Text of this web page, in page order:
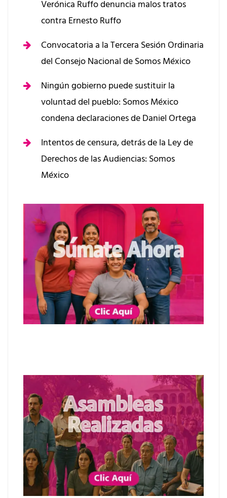
Verónica Ruffo denuncia malos tratos
contra Ernesto Ruffo
Convocatoria a la Tercera Sesión Ordinaria
del Consejo Nacional de Somos México
Ningún gobierno puede sustituir la
voluntad del pueblo: Somos México
condena declaraciones de Daniel Ortega
Intentos de censura, detrás de la Ley de
Derechos de las Audiencias: Somos
México